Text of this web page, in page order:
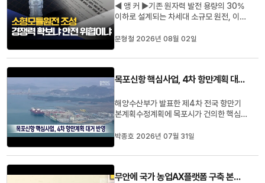
◀ 앵 커 ▶기존 원자력 발전 용량의 30%
이하로 설계되는 차세대 소규모 원전, 이른
원과 환경단체가 대립하고 있습니다. 침체
이 반드시 필요하다는 입장과안전과 환경
황인데요.공방의 배경과 쟁...
문형철 2026년 08월 02일
목포신항 핵심사업, 4차 항만계획 대거 반영
해양수산부가 발표한 제4차 전국 항만기
본계획수정계획에 목포시가 건의한 핵심
797억 원 규모의 해상풍력 지원 인프라 확
포신항제3단계 배후단지 조성을 위한 사
함됐습니다.
박종호 2026년 07월 31일
무안에 국가 농업AX플랫폼 구축 본격화..2천546억 투입